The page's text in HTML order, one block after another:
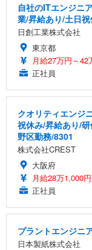
自社のITエンジニ
業/昇給あり/土日
日創工業株式会社
東京都
月給27万円～42
正社員
クオリティエンジ
祝休み/昇給あり/
野区勤務/8301
株式会社CREST
大阪府
月給28万1,000
正社員
プラントエンジニ
日本製紙株式会社